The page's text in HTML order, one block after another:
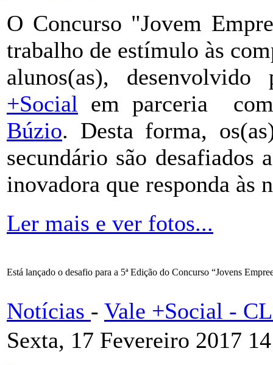
O Concurso "Jovem
trabalho de estímulo às
alunos(as),
+Social em parceria
Búzio. Desta forma,
secundário são desafiados
inovadora que responda às
Ler mais e ver fotos...
Está lançado o desafio para a 5ª Edição do Concurso “Jovens
Notícias - Vale +Social -
Sexta, 17 Fevereiro 2017